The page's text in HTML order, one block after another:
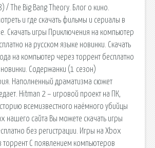
/ The Big Bang Theory. Блог о кино.
и где скачать фильмы и сериалы в
Скачать игры Приключения на компьютер
на русском языке новинки. Скачать
на компьютер через торрент бесплатно
Содержанки (1 сезон)
Наполненный драматизма сюжет
Hitman 2 – игровой проект на ПК,
всемизвестного наёмного убийцы
нашего сайта Вы можете скачать игры
без регистрации. Игры на Xbox
торрент С появлением компьютеров